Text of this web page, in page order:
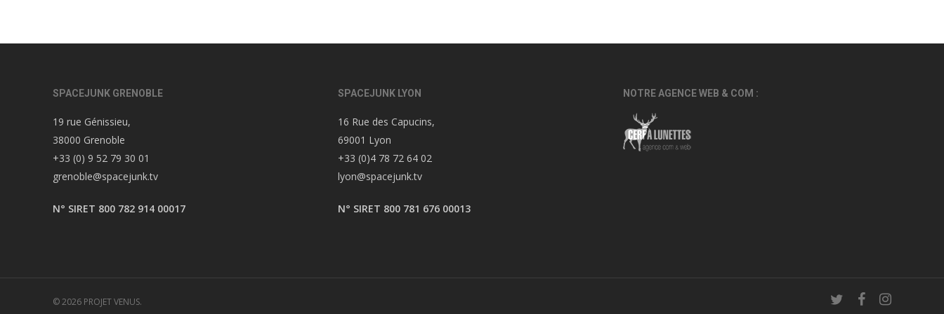
SPACEJUNK GRENOBLE
19 rue Génissieu,
38000 Grenoble
+33 (0) 9 52 79 30 01
grenoble@spacejunk.tv
N° SIRET 800 782 914 00017
SPACEJUNK LYON
16 Rue des Capucins,
69001 Lyon
+33 (0)4 78 72 64 02
lyon@spacejunk.tv
N° SIRET 800 781 676 00013
NOTRE AGENCE WEB & COM :
© 2026 PROJET VENUS. twitter facebookinstagram